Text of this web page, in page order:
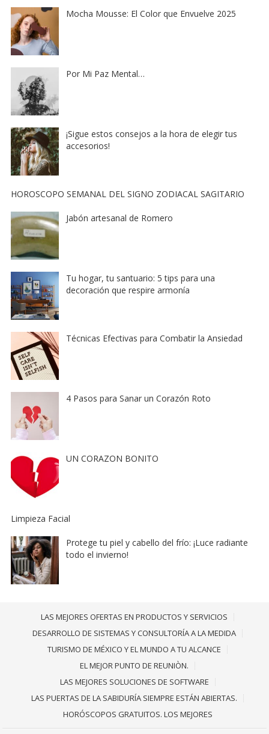
Mocha Mousse: El Color que Envuelve 2025
Por Mi Paz Mental…
¡Sigue estos consejos a la hora de elegir tus
accesorios!
HOROSCOPO SEMANAL DEL SIGNO ZODIACAL SAGITARIO
Jabón artesanal de Romero
Tu hogar, tu santuario: 5 tips para una
decoración que respire armonía
Técnicas Efectivas para Combatir la Ansiedad
4 Pasos para Sanar un Corazón Roto
UN CORAZON BONITO
Limpieza Facial
Protege tu piel y cabello del frío: ¡Luce radiante
todo el invierno!
LAS MEJORES OFERTAS EN PRODUCTOS Y SERVICIOS
DESARROLLO DE SISTEMAS Y CONSULTORÍA A LA MEDIDA
TURISMO DE MÉXICO Y EL MUNDO A TU ALCANCE
EL MEJOR PUNTO DE REUNIÒN.
LAS MEJORES SOLUCIONES DE SOFTWARE
LAS PUERTAS DE LA SABIDURÍA SIEMPRE ESTÁN ABIERTAS.
HORÓSCOPOS GRATUITOS. LOS MEJORES